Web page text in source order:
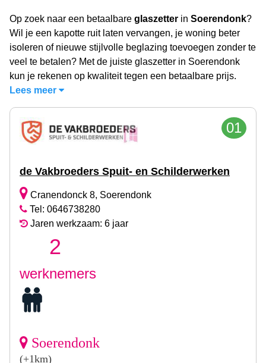
Op zoek naar een betaalbare glaszetter in Soerendonk?
Wil je een kapotte ruit laten vervangen, je woning beter
isoleren of nieuwe stijlvolle beglazing toevoegen zonder te
veel te betalen? Met de juiste glaszetter in Soerendonk
kun je rekenen op kwaliteit tegen een betaalbare prijs.
Lees meer
01
de Vakbroeders Spuit- en Schilderwerken
Cranendonck 8, Soerendonk
Tel: 0646738280
Jaren werkzaam: 6 jaar
2
werknemers
Soerendonk
(+1km)